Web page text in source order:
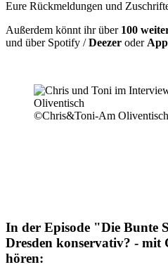
Eure Rückmeldungen und
Außerdem könnt ihr über 100
und über Spotify /Deezer oder
©Chris&Toni-Am Oliventisch
In der Episode "Die Bunte
Dresden konservativ? -
hören: